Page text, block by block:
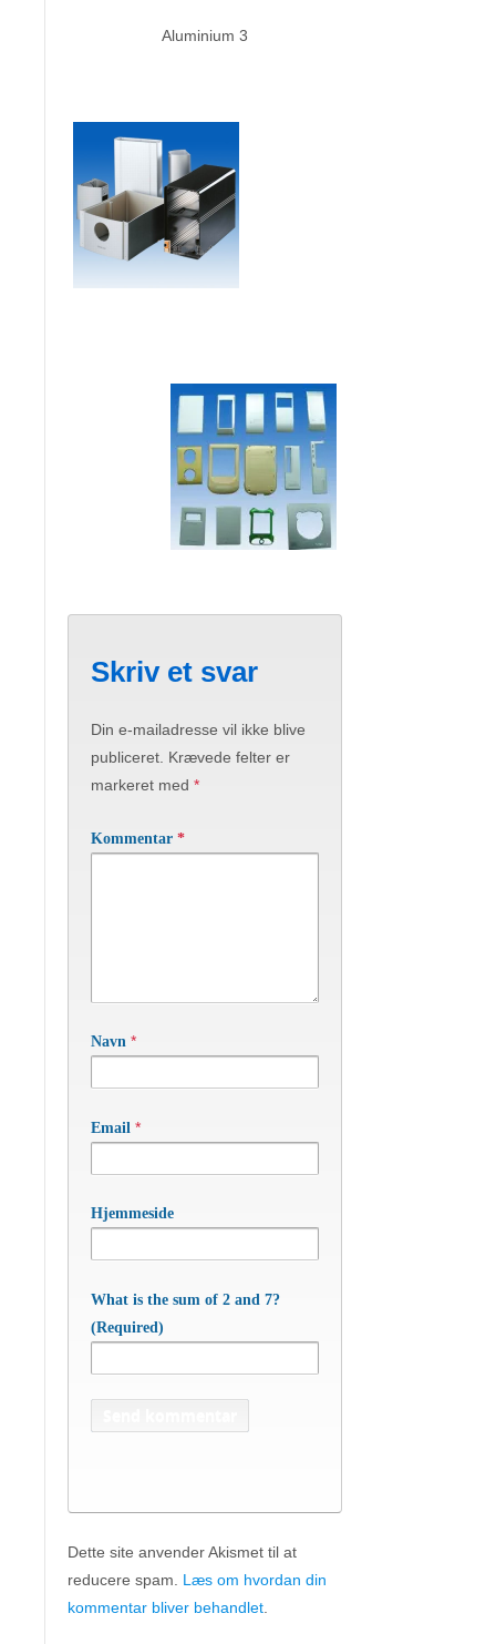
Aluminium 3
Skriv et svar
Din e-mailadresse vil ikke blive
publiceret. Krævede felter er
markeret med *
Kommentar *
Navn *
Email *
Hjemmeside
What is the sum of 2 and 7?
(Required)
Dette site anvender Akismet til at
reducere spam. Læs om hvordan din
kommentar bliver behandlet
APC Asian Production & Components
ApS• Sundkrogen 35 • DK-6400 Sønderborg •
Tlf:74 48 50 05• Fax: 74 48 50 45